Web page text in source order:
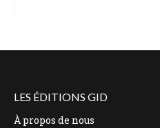
LES ÉDITIONS GID
À propos de nous